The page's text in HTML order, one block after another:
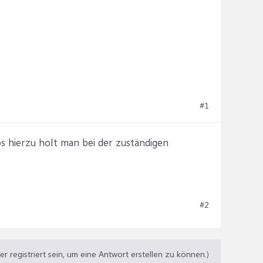
#1
hierzu holt man bei der zuständigen
#2
registriert sein, um eine Antwort erstellen zu können.)